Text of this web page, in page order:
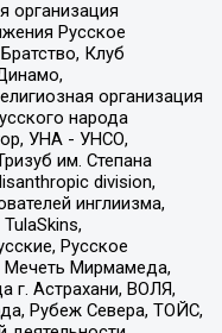
организация
Русское
Клуб
организация
народа
УНА - УНСО,
им. Степана
division,
инглиизма,
Русское
Мечеть Мирмамеда,
г. Астрахани, ВОЛЯ,
Рубеж Севера, ТОЙС,